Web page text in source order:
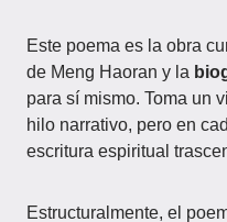
Este poema es la obra
de Meng Haoran y la
para sí mismo. Toma un
hilo narrativo, pero en
escritura espiritual
Estructuralmente, el